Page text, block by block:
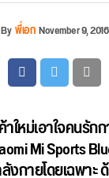
Byพี่เอกNovember 9, 2016
ใหม่เอาใจคนรั
Mi Sports
กายโดยเฉพาะ